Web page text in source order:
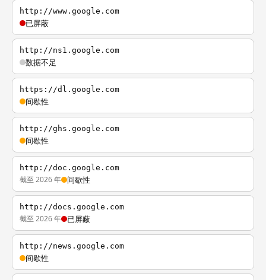
http://www.google.com
已屏蔽
http://ns1.google.com
数据不足
https://dl.google.com
间歇性
http://ghs.google.com
间歇性
http://doc.google.com
截至 2026 年 间歇性
http://docs.google.com
截至 2026 年 已屏蔽
http://news.google.com
间歇性